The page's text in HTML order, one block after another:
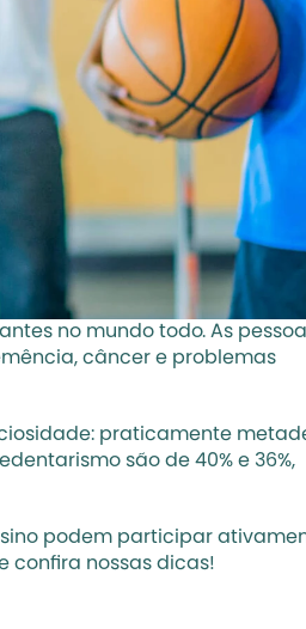
no mundo todo. As
câncer e problemas
praticamente
são de 40% e 36%,
podem participar
confira nossas dicas!